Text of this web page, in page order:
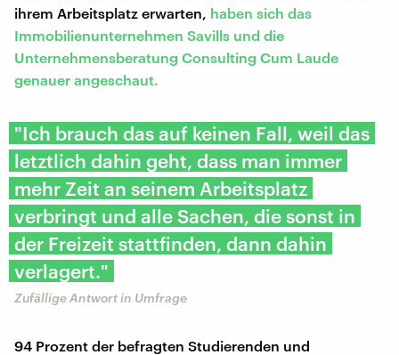
ihrem Arbeitsplatz erwarten, haben sich das
Immobilienunternehmen Savills und die
Unternehmensberatung Consulting Cum Laude
genauer angeschaut.
"Ich brauch das auf keinen Fall, weil das
letztlich dahin geht, dass man immer
mehr Zeit an seinem Arbeitsplatz
verbringt und alle Sachen, die sonst in
der Freizeit stattfinden, dann dahin
verlagert."
Zufällige Antwort in Umfrage
94 Prozent der befragten Studierenden und